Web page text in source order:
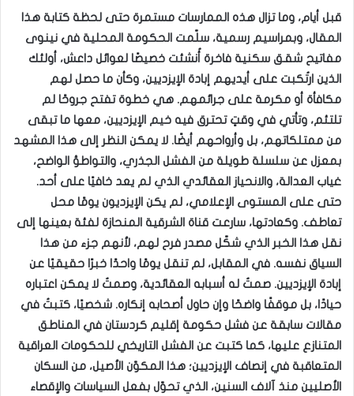
قبل أيام، وما تزال هذه الممارسات مستمرة حتى لحظة كتابة هذا
المقال، وبمراسيم رسمية، سلّمت الحكومة المحلية في نينوى
مفاتيح شقق سكنية فاخرة أُنشئت خصيصًا لعوائل داعش، أولئك
الذين ارتُكبت على أيديهم إبادة الإيزديين، وكأن ما حصل لهم
مكافأة أو مكرمة على جرائمهم. هي خطوة تفتح جروحًا لم
تلتئم، وتأتي في وقتٍ تحترق فيه خيم الإيزديين، معها ما تبقى
من ممتلكاتهم، بل وأرواحهم أيضًا. لا يمكن النظر إلى هذا المشهد
بمعزل عن سلسلة طويلة من الفشل الجذري، والتواطؤ الواضح،
غياب العدالة، والانحياز العقائدي الذي لم يعد خافيًا على أحد.
حتى على المستوى الإعلامي، لم يكن الإيزديون يومًا محل
تعاطف. وكعادتها، سارعت قناة الشرقية المنحازة لفئة بعينها إلى
نقل هذا الخبر الذي شكّل مصدر فرح لهم، لأنهم جزء من هذا
السياق نفسه. في المقابل، لم تنقل يومًا واحدًا خبرًا حقيقيًا عن
إبادة الإيزديين. صمتٌ له أسبابه العقائدية، وصمتٌ لا يمكن اعتباره
حيادًا، بل موقفًا واضحًا وإن حاول أصحابه إنكاره. شخصيًا، كتبتُ في
مقالات سابقة عن فشل حكومة إقليم كردستان في المناطق
المتنازع عليها، كما كتبت عن الفشل التاريخي للحكومات العراقية
المتعاقبة في إنصاف الإيزديين؛ هذا المكوّن الأصيل، من السكان
الأصليين منذ آلاف السنين، الذي تحوّل بفعل السياسات والإقصاء